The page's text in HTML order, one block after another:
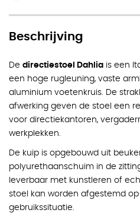
Beschrijving
De directiestoel Dahlia is een
een hoge rugleuning, vaste
aluminium voetenkruis. De
afwerking geven de stoel een
voor directiekantoren,
werkplekken.
De kuip is opgebouwd uit
polyurethaanschuim in de
leverbaar met kunstleren of
stoel kan worden afgestemd
gebruikssituatie.